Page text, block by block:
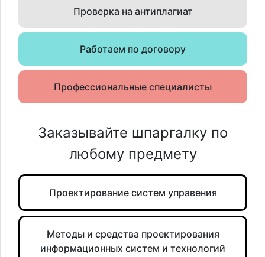
Проверка на антиплагиат
Работаем по договору
Профессиональные специалисты
Заказывайте шпаргалку по
любому предмету
Проектирование систем управения
Методы и средства проектирования
информационных систем и технологий